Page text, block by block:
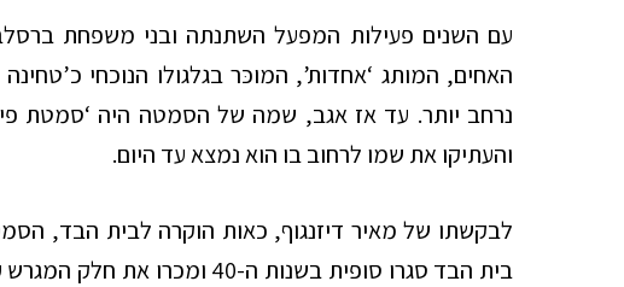
האחים, המותג ‘אחדות’, המוכּר בגלגולו הנוכחי
נרחב יותר. עד אז אגב, שמה של הסמטה היה ‘סמטת
והעתיקו את שמו לרחוב בו הוא נמצא עד היום.
לבקשתו של מאיר דיזנגוף, כאות הוקרה לבית הבד,
בית הבד סגרו סופית בשנות ה-